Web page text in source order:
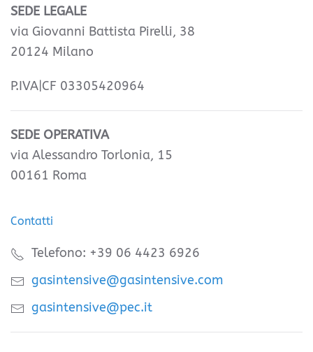
SEDE LEGALE
via Giovanni Battista Pirelli, 38
20124 Milano
P.IVA|CF 03305420964
SEDE OPERATIVA
via Alessandro Torlonia, 15
00161 Roma
Contatti
Telefono: +39 06 4423 6926
gasintensive@gasintensive.com
gasintensive@pec.it